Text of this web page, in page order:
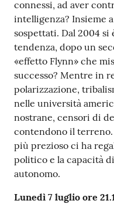
connessi, ad aver
intelligenza? Insieme
sospettati. Dal 2004 si
tendenza, dopo un
«effetto Flynn» che
successo? Mentre in
polarizzazione,
nelle università
nostrane, censori di
contendono il terreno.
più prezioso ci ha
politico e la capacità
autonomo.
Lunedì 7 luglio ore